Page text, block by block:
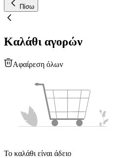
Πίσω
Καλάθι αγορών
Αφαίρεση όλων
Το καλάθι είναι άδειο